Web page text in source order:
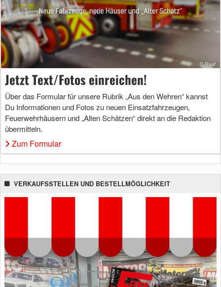
Jetzt Text/Fotos einreichen!
Über das Formular für unsere Rubrik „Aus den Wehren“ kannst
Du Informationen und Fotos zu neuen Einsatzfahrzeugen,
Feuerwehrhäusern und „Alten Schätzen“ direkt an die Redaktion
übermitteln.
Zum Formular
VERKAUFSSTELLEN UND BESTELLMÖGLICHKEIT